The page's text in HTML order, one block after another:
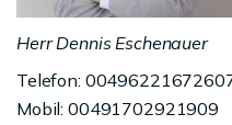
Herr Dennis Eschenauer
Telefon:
Mobil: 00491702921909